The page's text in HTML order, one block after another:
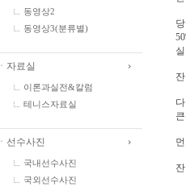
동영상2
동영상3(분류별)
ㆍ자료실
이론과실전&칼럼
테니스자료실
ㆍ선수사진
국내선수사진
국외선수사진